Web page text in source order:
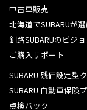
中古車販売
北海道でSUBARUが
釧路SUBARUのビジ
ご購入サポート
SUBARU 残価設定型
SUBARU 自動車保険
点検パック